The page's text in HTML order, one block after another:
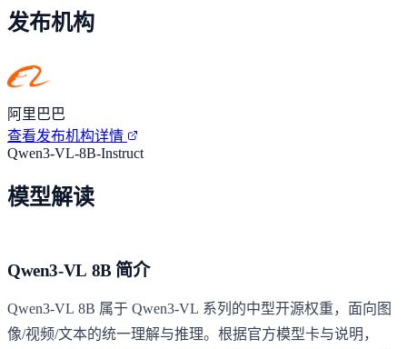
发布机构
阿里巴巴
查看发布机构详情
Qwen3-VL-8B-Instruct
模型解读
Qwen3-VL 8B 简介
Qwen3-VL 8B 属于 Qwen3-VL 系列的中型开源权重，面向图
像/视频/文本的统一理解与推理。根据官方模型卡与说明，